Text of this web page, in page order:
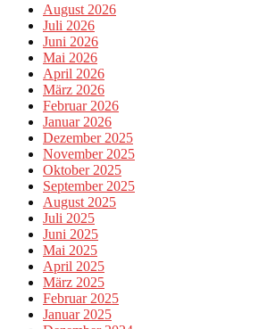
August 2026
Juli 2026
Juni 2026
Mai 2026
April 2026
März 2026
Februar 2026
Januar 2026
Dezember 2025
November 2025
Oktober 2025
September 2025
August 2025
Juli 2025
Juni 2025
Mai 2025
April 2025
März 2025
Februar 2025
Januar 2025